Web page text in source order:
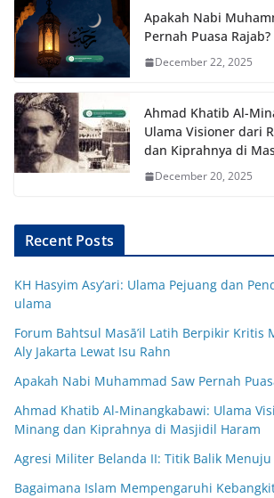
Apakah Nabi
Pernah Puasa Rajab?
December 22, 2025
Ahmad Khatib Al-
Ulama Visioner dari
dan Kiprahnya di
December 20, 2025
Recent Posts
KH Hasyim Asy’ari: Ulama Pejuang dan
ulama
Forum Bahtsul Masā’il Latih Berpikir Kritis
Aly Jakarta Lewat Isu Rahn
Apakah Nabi Muhammad Saw Pernah
Ahmad Khatib Al-Minangkabawi: Ulama
Minang dan Kiprahnya di Masjidil Haram
Agresi Militer Belanda II: Titik Balik
Bagaimana Islam Mempengaruhi